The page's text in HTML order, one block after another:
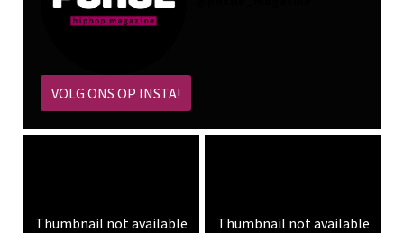
VOLG ONS OP INSTA!
Thumbnail not available Thumbnail not available